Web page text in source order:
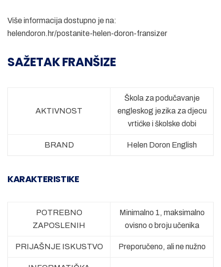
Više informacija dostupno je na:
helendoron.hr/postanite-helen-doron-fransizer
SAŽETAK FRANŠIZE
AKTIVNOST
Škola za podučavanje
engleskog jezika za djecu
vrtićke i školske dobi
BRAND Helen Doron English
KARAKTERISTIKE
POTREBNO
ZAPOSLENIH
Minimalno 1, maksimalno
ovisno o broju učenika
PRIJAŠNJE ISKUSTVO Preporučeno, ali ne nužno